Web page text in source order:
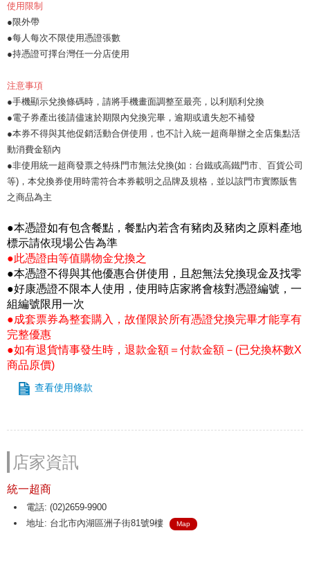
使用限制
●限外帶
●每人每次不限使用憑證張數
●持憑證可擇台灣任一分店使用
注意事項
●手機顯示兌換條碼時，請將手機畫面調整至最亮，以利順利兌換
●電子券產出後請儘速於期限內兌換完畢，逾期或遺失恕不補發
●本券不得與其他促銷活動合併使用，也不計入統一超商舉辦之全店集點活
動消費金額內
●非使用統一超商發票之特殊門市無法兌換(如：台鐵或高鐵門市、百貨公司
等)，本兌換券使用時需符合本券載明之品牌及規格，並以該門市實際販售
之商品為主
●本憑證如有包含餐點，餐點內若含有豬肉及豬肉之原料產地
標示請依現場公告為準
●此憑證由等值購物金兌換之
●本憑證不得與其他優惠合併使用，且恕無法兌換現金及找零
●好康憑證不限本人使用，使用時店家將會核對憑證編號，一
組編號限用一次
●成套票券為整套購入，故僅限於所有憑證兌換完畢才能享有
完整優惠
●如有退貨情事發生時，退款金額＝付款金額－(已兌換杯數X
商品原價)
查看使用條款
店家資訊
統一超商
電話: (02)2659-9900
地址: 台北市內湖區洲子街81號9樓
Map